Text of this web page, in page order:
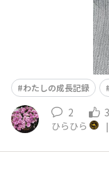
わたしの成長記録
2
ひらひら |